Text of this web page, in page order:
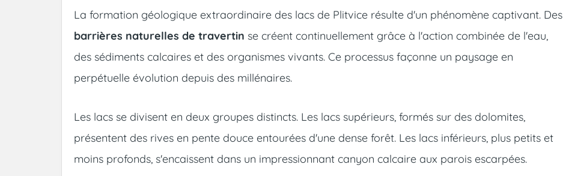
La formation géologique extraordinaire des lacs de Plitvice résulte d'un phénomène captivant. Des
barrières naturelles de travertin se créent continuellement grâce à l'action combinée de l'eau,
des sédiments calcaires et des organismes vivants. Ce processus façonne un paysage en
perpétuelle évolution depuis des millénaires.
Les lacs se divisent en deux groupes distincts. Les lacs supérieurs, formés sur des dolomites,
présentent des rives en pente douce entourées d'une dense forêt. Les lacs inférieurs, plus petits et
moins profonds, s'encaissent dans un impressionnant canyon calcaire aux parois escarpées.